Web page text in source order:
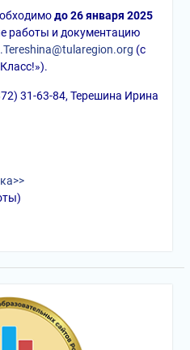
до 26 января 2025
работы и документацию
(с
31-63-84, Терешина Ирина